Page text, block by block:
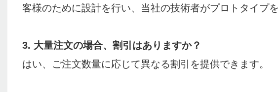
客様のために設計を行い、当社の技術者がプロトタイプを
3. 大量注文の場合、割引はありますか？
はい、ご注文数量に応じて異なる割引を提供できます。